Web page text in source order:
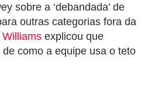
sobre a ‘debandada’ de
outras categorias fora da
Williams explicou que
como a equipe usa o teto